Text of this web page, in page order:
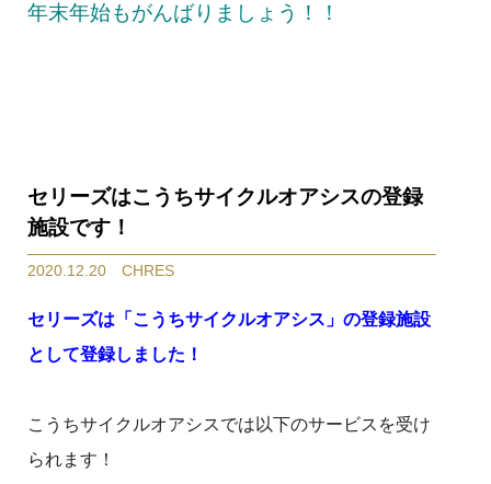
年末年始もがんばりましょう！！
セリーズはこうちサイクルオアシスの登録
施設です！
2020.12.20 CHRES
セリーズは「こうちサイクルオアシス」の登録施設
として登録しました！
こうちサイクルオアシスでは以下のサービスを受け
られます！